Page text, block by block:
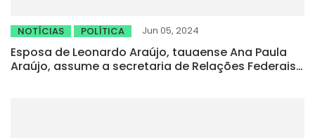
NOTÍCIAS POLÍTICA Jun 05, 2024
Esposa de Leonardo Araújo, tauaense Ana Paula
Araújo, assume a secretaria de Relações Federais